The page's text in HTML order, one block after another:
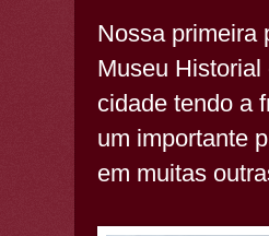
Nossa primeira
Museu
cidade tendo a
um importante
em muitas